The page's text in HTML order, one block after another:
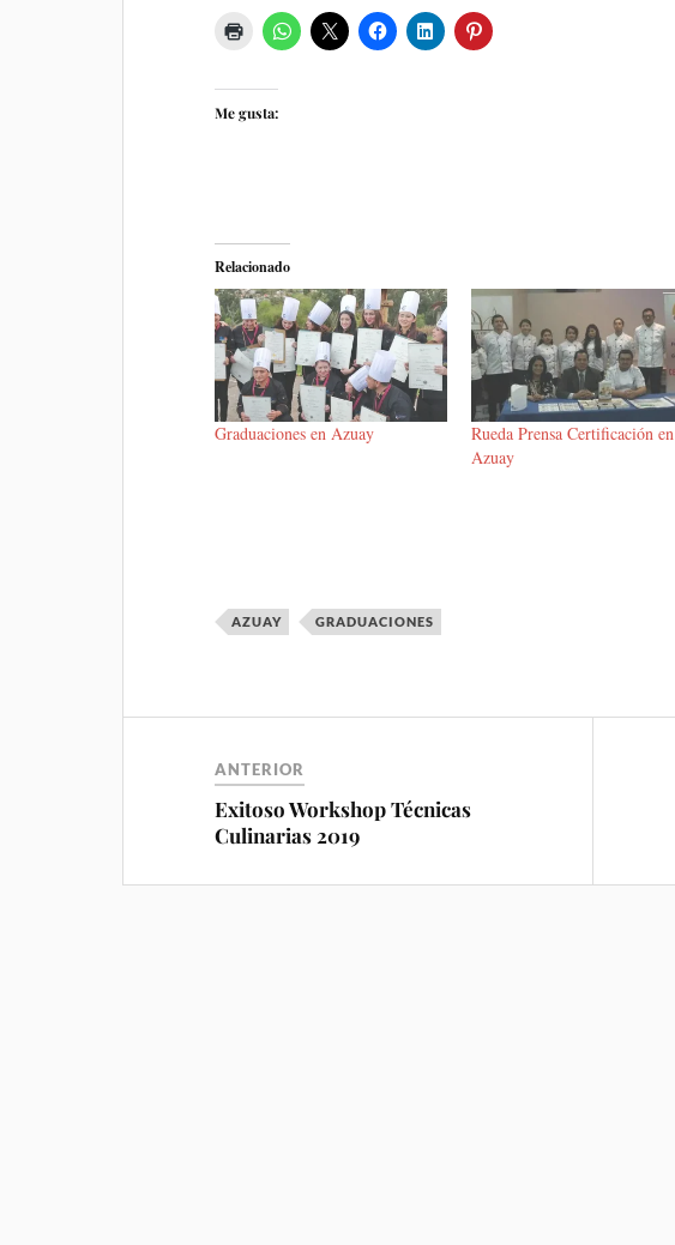
Me gusta:
Relacionado
Graduaciones en Azuay
Rueda Prensa Certificación en
Azuay
AZUAY GRADUACIONES
ANTERIOR
Exitoso Workshop Técnicas
Culinarias 2019